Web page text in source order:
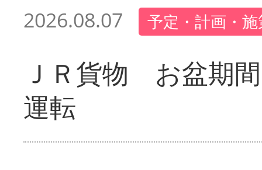
2026.08.07 予定・計画・
ＪＲ貨物 お盆期
運転